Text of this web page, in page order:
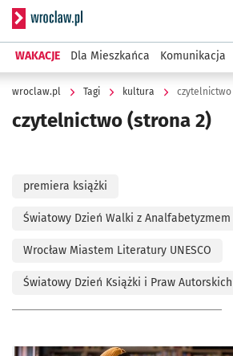
Serwis informacyjny
WAKACJE Dla Mieszkańca Komunikacja
wroclaw.pl Tagi kultura czytelnictwo
czytelnictwo (strona 2)
premiera książki
Światowy Dzień Walki z Analfabetyzmem
Wrocław Miastem Literatury UNESCO
Światowy Dzień Książki i Praw Autorskich